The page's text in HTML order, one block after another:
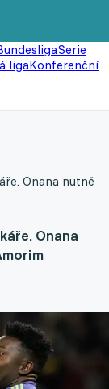
Serie
ligaKonferenční
Onana nutně
Onana